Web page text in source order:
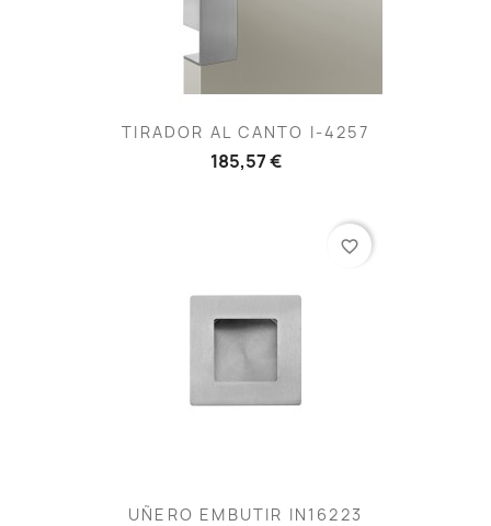
TIRADOR AL CANTO I-4257
185,57 €
UÑERO EMBUTIR IN16223
favorite_border